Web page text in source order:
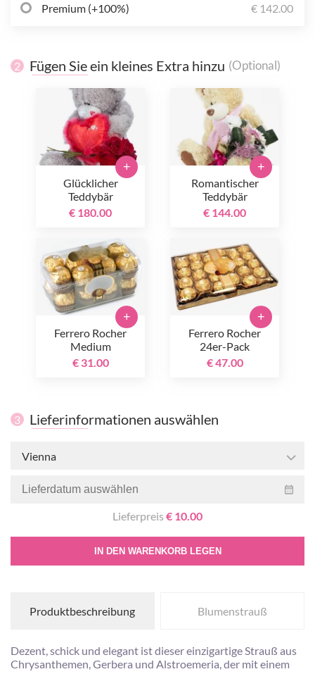
Premium (+100%) € 142.00
2 Fügen Sie ein kleines Extra hinzu (Optional)
Glücklicher
Teddybär
€ 180.00
+
Romantischer
Teddybär
€ 144.00
+
Ferrero Rocher
Medium
€ 31.00
+
Ferrero Rocher
24er-Pack
€ 47.00
+
3 Lieferinformationen auswählen
Vienna
Lieferpreis € 10.00
IN DEN WARENKORB LEGEN
Produktbeschreibung Blumenstrauß
Dezent, schick und elegant ist dieser einzigartige Strauß aus
Chrysanthemen, Gerbera und Alstroemeria, der mit einem